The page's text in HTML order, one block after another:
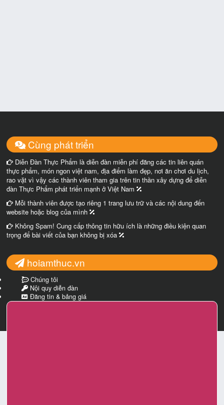
Cùng phát triển
Diễn Đàn Thực Phẩm là diễn đàn miễn phí đăng các tin liên quán
thực phẩm, món ngon việt nam, địa điểm làm đẹp, nơi ăn chơi du lịch,
rao vặt vì vậy các thành viên tham gia trên tin thần xây dựng để diễn
đàn Thực Phẩm phát triển mạnh ở Việt Nam
Mỗi thành viên được tạo riêng 1 trang lưu trữ và các nội dung đến
website hoặc blog của mình
Không Spam! Cung cấp thông tin hữu ích là những điều kiện quan
trọng để bài viết của bạn không bị xóa
hoiamthuc.vn
Chúng tôi
Nội quy diễn đàn
Đăng tin & bảng giá